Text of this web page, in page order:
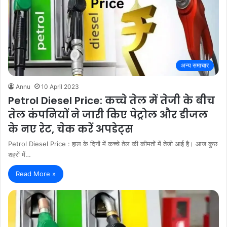
अन्य समाचार
Annu 10 April 2023
Petrol Diesel Price: कच्चे तेल में तेजी के बीच
तेल कंपनियों ने जारी किए पेट्रोल और डीजल
के नए रेट, चेक करें अपडेट्स
Petrol Diesel Price : हाल के दिनों में कच्चे तेल की कीमतों में तेजी आई है। आज कुछ
शहरों में…
Read More »